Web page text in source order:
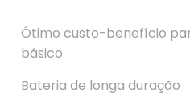
Ótimo custo-benefício
básico
Bateria de longa duração